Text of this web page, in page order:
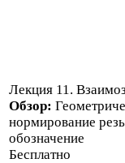
Лекция 11.
Обзор:
нормирование
обозначение
Бесплатно